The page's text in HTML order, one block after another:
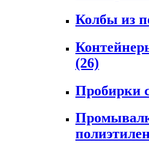
Колбы из
(26)
Пробирки